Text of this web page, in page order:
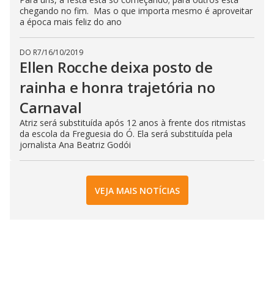
chegando no fim. Mas o que importa mesmo é aproveitar
a época mais feliz do ano
DO R7/16/10/2019
Ellen Rocche deixa posto de
rainha e honra trajetória no
Carnaval
Atriz será substituída após 12 anos à frente dos ritmistas
da escola da Freguesia do Ó. Ela será substituída pela
jornalista Ana Beatriz Godói
VEJA MAIS NOTÍCIAS